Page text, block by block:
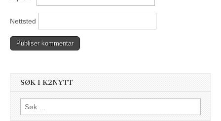
Nettsted
SØK I K2NYTT
Søk
etter: